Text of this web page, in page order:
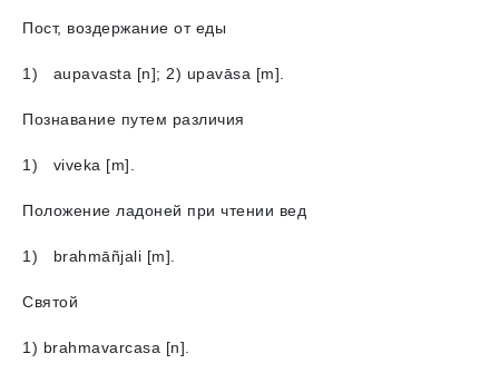
Пост, воздержание от еды
1) aupavasta [n]; 2) upavāsa [m].
Познавание путем различия
1) viveka [m].
Положение ладоней при чтении вед
1) brahmāñjali [m].
Святой
1) brahmavarcasa [n].